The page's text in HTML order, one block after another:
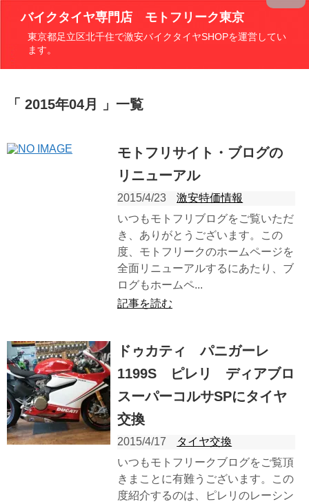
バイクタイヤ専門店 モトフリーク東京
東京都足立区北千住で激安バイクタイヤSHOPを運営してい
ます。
2015年04月 一覧
モトフリサイト・ブログの
リニューアル
2015/4/23
激安特価情報
いつもモトフリブログをご覧いただ
き、ありがとうございます。この
度、モトフリークのホームページを
全面リニューアルするにあたり、ブ
ログもホームペ...
記事を読む
ドゥカティ パニガーレ
1199S ピレリ ディアブロ
スーパーコルサSPにタイヤ
交換
2015/4/17
タイヤ交換
いつもモトフリークブログをご覧頂
きまことに有難うございます。この
度紹介するのは、ピレリのレーシン